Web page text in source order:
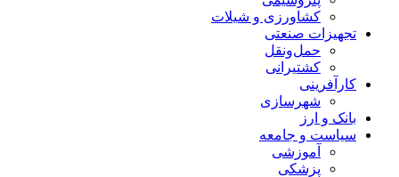
کشاورزی و شیلات
تجهیزات صنعتی
حمل‌و‌نقل
کشتیرانی
کارآفرینی
شهرسازی
بانک و ارز
سیاست و جامعه
آموزشی
پزشکی